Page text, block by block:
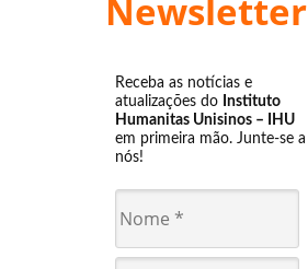
Newsletter
Receba as notícias e
atualizações do Instituto
Humanitas Unisinos – IHU
em primeira mão. Junte-se a
nós!